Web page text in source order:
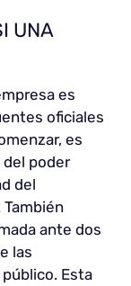
UNA
es
oficiales
es
poder
del
ante dos
las
Esta